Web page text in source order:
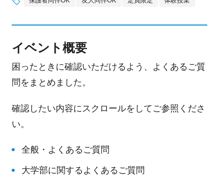
イベント概要
困ったときに確認いただけるよう、よくあるご質
問をまとめました。
確認したい内容にスクロールをしてご参照くださ
い。
全般・よくあるご質問
大学部に関するよくあるご質問